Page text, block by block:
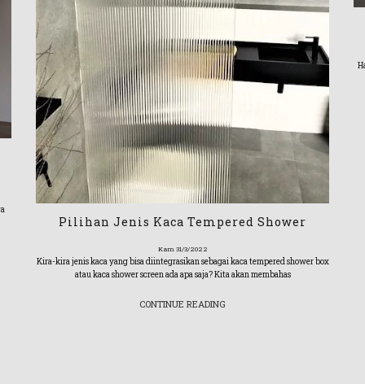
Pilihan Jenis Kaca Tempered Shower
Kam 31/3/2022
Kira-kira jenis kaca yang bisa diintegrasikan sebagai kaca tempered shower box
atau kaca shower screen ada apa saja? Kita akan membahas
CONTINUE READING